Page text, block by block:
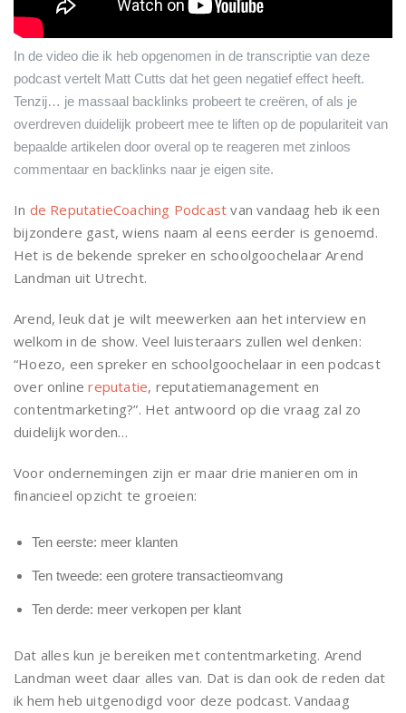
In de video die ik heb opgenomen in de transcriptie van deze
podcast vertelt Matt Cutts dat het geen negatief effect heeft.
Tenzij… je massaal backlinks probeert te creëren, of als je
overdreven duidelijk probeert mee te liften op de populariteit van
bepaalde artikelen door overal op te reageren met zinloos
commentaar en backlinks naar je eigen site.
In de ReputatieCoaching Podcast van vandaag heb ik een
bijzondere gast, wiens naam al eens eerder is genoemd.
Het is de bekende spreker en schoolgoochelaar Arend
Landman uit Utrecht.
Arend, leuk dat je wilt meewerken aan het interview en
welkom in de show. Veel luisteraars zullen wel denken:
“Hoezo, een spreker en schoolgoochelaar in een podcast
over onlinereputatie, reputatiemanagement en
contentmarketing?”. Het antwoord op die vraag zal zo
duidelijk worden…
Voor ondernemingen zijn er maar drie manieren om in
financieel opzicht te groeien:
Ten eerste: meer klanten
Ten tweede: een grotere transactieomvang
Ten derde: meer verkopen per klant
Dat alles kun je bereiken met contentmarketing. Arend
Landman weet daar alles van. Dat is dan ook de reden dat
ik hem heb uitgenodigd voor deze podcast. Vandaag